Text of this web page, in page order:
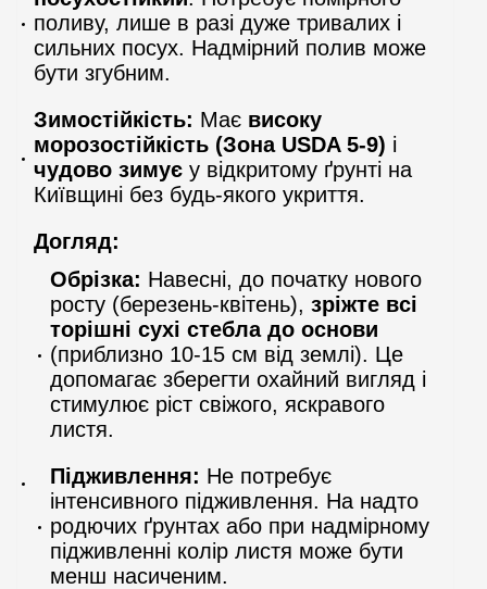
поливу, лише в разі дуже тривалих і
сильних посух. Надмірний полив може
бути згубним.
Зимостійкість: Має високу
морозостійкість (Зона USDA 5-9) і
чудово зимує у відкритому ґрунті на
Київщині без будь-якого укриття.
Догляд:
Обрізка: Навесні, до початку нового
росту (березень-квітень), зріжте всі
торішні сухі стебла до основи
(приблизно 10-15 см від землі). Це
допомагає зберегти охайний вигляд і
стимулює ріст свіжого, яскравого
листя.
Підживлення: Не потребує
інтенсивного підживлення. На надто
родючих ґрунтах або при надмірному
підживленні колір листя може бути
менш насиченим.